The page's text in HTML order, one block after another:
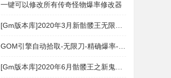
一键可以修改所有传奇怪物爆率修改器